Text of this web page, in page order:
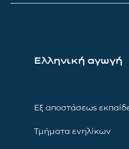
Ελληνική αγωγή
Εξ αποστάσεως
Τμήματα ενηλίκων